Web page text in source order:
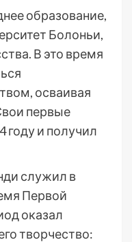
образование,
Болоньи,
В это время
осваивая
первые
году и получил
служил в
Первой
оказал
творчество: